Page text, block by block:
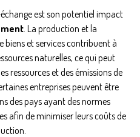
est son potentiel impact
. La production et la
et services contribuent à
naturelles, ce qui peut
ressources et des émissions de
entreprises peuvent être
des pays ayant des normes
afin de minimiser leurs coûts de